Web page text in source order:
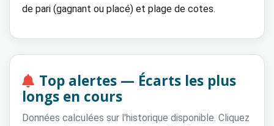
de pari (gagnant ou placé) et plage de cotes.
Top alertes — Écarts les plus
longs en cours
Données calculées sur l'historique disponible. Cliquez